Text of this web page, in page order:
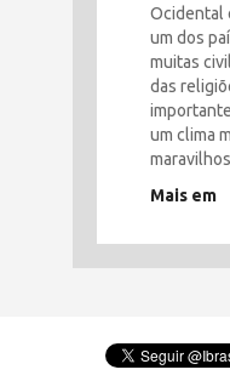
Ocidental
um dos
muitas
das
um clima
Mais em